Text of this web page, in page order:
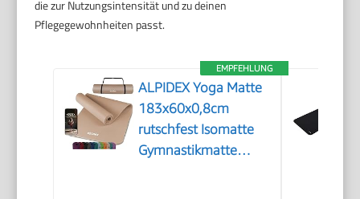
die zur Nutzungsintensität und zu deinen
Pflegegewohnheiten passt.
EMPFEHLUNG
ALPIDEX Yoga Matte
183x60x0,8cm
rutschfest Isomatte
Gymnastikmatte